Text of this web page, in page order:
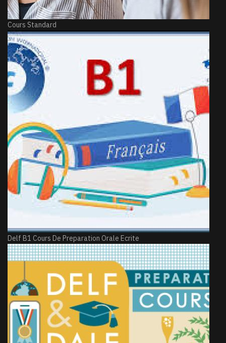
Cours Standard
Delf B1 Cours De Preparation Orale Ecrite